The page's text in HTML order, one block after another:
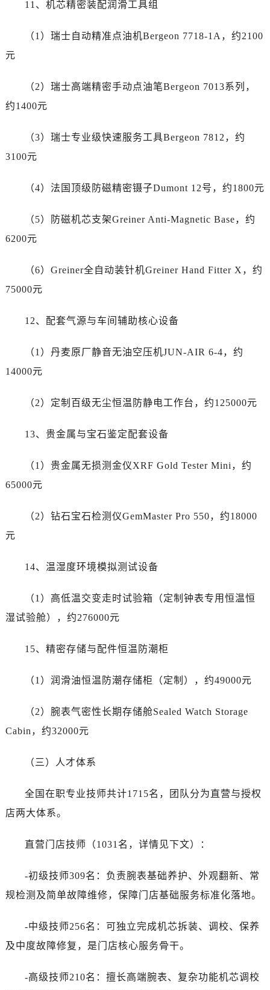
云南省怒江傈僳族自治州泸水市人民路万国售后服务中心（需提前预约）
云南省文山壮族苗族自治州文山市东风路万国售后服务中心（需提前预约）
云南省昭通市昭阳区青年路万国售后服务中心（需提前预约）
浙江省温州市鹿城区锦绣路1067号置信广场10层1015室万国售后服务中心（需提前预约）
辽宁省大连市中山区人民路15号国际金融大厦7层G室万国售后服务中心（需提前预约）
江苏省无锡市梁溪区人民中路139号恒隆广场写字楼1座11层1104室万国售后服务中心（需提前预约）
安徽省合肥市蜀山区潜山路111号万象城华润大厦B座12楼03室万国售后服务中心（需提前预约）
云南省昆明市盘龙区北京路928号同德昆明广场写字楼10层06室万国售后服务中心（需提前预约）
海南省海口市龙华区金贸东路5号海口华润大厦B座17层1707室万国售后服务中心（需提前预约）
重庆市解放碑渝中区民权路28号英利国际金融中心写字楼20层01室万国售后服务中心（需提前预约）
节假日正常营业！
11、机芯精密装配润滑工具组
（1）瑞士自动精准点油机Bergeon 7718-1A，约2100
元
（2）瑞士高端精密手动点油笔Bergeon 7013系列，
约1400元
（3）瑞士专业级快速服务工具Bergeon 7812，约
3100元
（4）法国顶级防磁精密镊子Dumont 12号，约1800元
（5）防磁机芯支架Greiner Anti-Magnetic Base，约
6200元
（6）Greiner全自动装针机Greiner Hand Fitter X，约
75000元
12、配套气源与车间辅助核心设备
（1）丹麦原厂静音无油空压机JUN-AIR 6-4，约
14000元
（2）定制百级无尘恒温防静电工作台，约125000元
13、贵金属与宝石鉴定配套设备
（1）贵金属无损测金仪XRF Gold Tester Mini，约
65000元
（2）钻石宝石检测仪GemMaster Pro 550，约18000
元
14、温湿度环境模拟测试设备
（1）高低温交变走时试验箱（定制钟表专用恒温恒
湿试验舱），约276000元
15、精密存储与配件恒温防潮柜
（1）润滑油恒温防潮存储柜（定制），约49000元
（2）腕表气密性长期存储舱Sealed Watch Storage
Cabin，约32000元
（三）人才体系
全国在职专业技师共计1715名，团队分为直营与授权
店两大体系。
直营门店技师（1031名，详情见下文）：
-初级技师309名：负责腕表基础养护、外观翻新、常
规检测及简单故障维修，保障门店基础服务标准化落地。
-中级技师256名：可独立完成机芯拆装、调校、保养
及中度故障修复，是门店核心服务骨干。
-高级技师210名：擅长高端腕表、复杂功能机芯调校